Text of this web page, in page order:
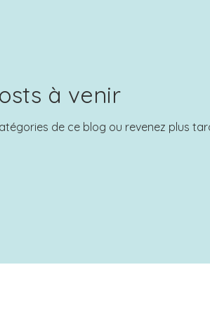
à venir
de ce blog ou revenez plus